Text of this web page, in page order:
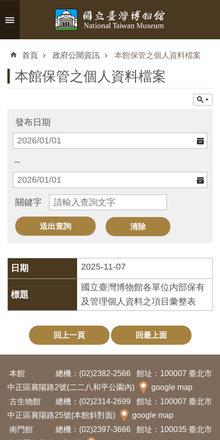
跳到主要內容區塊
搜
認
識
臺
博
參
觀
資
訊
展
覽
資
動
出
版
文
首頁 政府公開資訊 本館保管之個人資料檔案
本館保管之個人資料檔案
發布日期
～
關鍵字
2025-11-07
國立臺灣博物館各單位內部保有
及管理個人資料之項目彙整表
回上一頁 回最上面
本館 總機：(02)2382-2566
館址：100007 臺北市
中正區襄陽路2號(二二八和平公園內)
google map
古生物館
總機：(02)2314-2699
館址：100007 臺北市
中正區襄陽路25號(本館斜對面)
google map
南門館
總機：(02)2397-3666
館址：100035 臺北市